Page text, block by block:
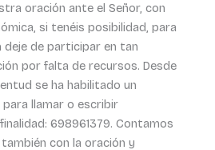
oración ante el Señor, con
si tenéis posibilidad, para
deje de participar en tan
por falta de recursos. Desde
se ha habilitado un
llamar o escribir
698961379. Contamos
con la oración y